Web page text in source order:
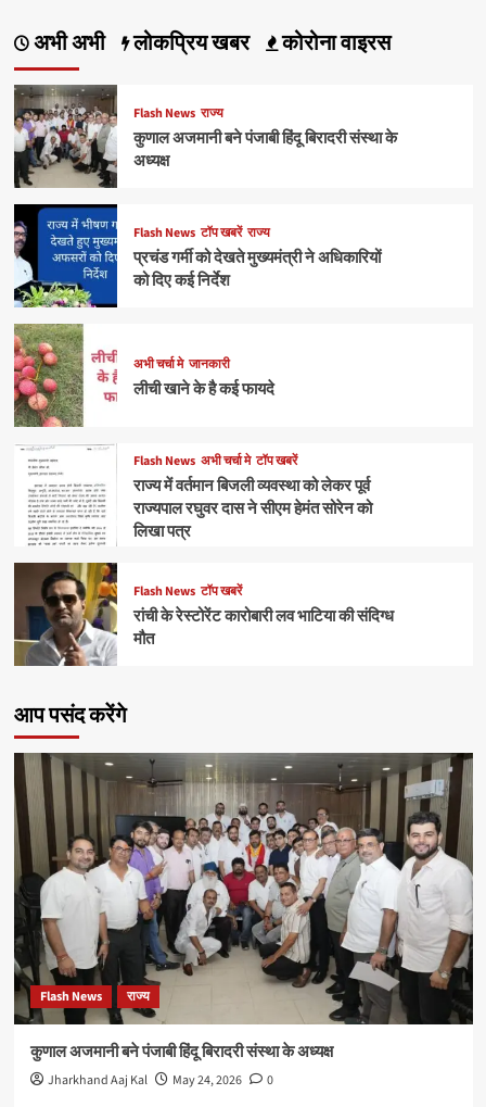
अभी अभी लोकप्रिय खबर कोरोना वाइरस
Flash News राज्य
कुणाल अजमानी बने पंजाबी हिंदू बिरादरी संस्था के
अध्यक्ष
Flash News टॉप खबरें राज्य
प्रचंड गर्मी को देखते मुख्यमंत्री ने अधिकारियों
को दिए कई निर्देश
अभी चर्चा मे जानकारी
लीची खाने के है कई फायदे
Flash News अभी चर्चा मे टॉप खबरें
राज्य में वर्तमान बिजली व्यवस्था को लेकर पूर्व
राज्यपाल रघुवर दास ने सीएम हेमंत सोरेन को
लिखा पत्र
Flash News टॉप खबरें
रांची के रेस्टोरेंट कारोबारी लव भाटिया की संदिग्ध
मौत
आप पसंद करेंगे
Flash News राज्य
कुणाल अजमानी बने पंजाबी हिंदू बिरादरी संस्था के अध्यक्ष
Jharkhand Aaj Kal May 24, 2026 0